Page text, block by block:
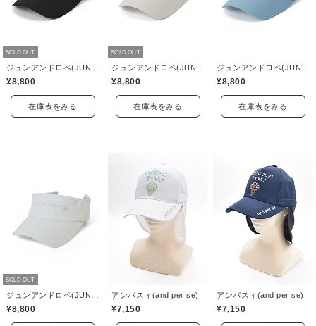
SOLD OUT
¥8,800
在庫表をみる
SOLD OUT
¥8,800
在庫表をみる
¥8,800
在庫表をみる
SOLD OUT
¥8,800
アンパスィ(and per se)
¥7,150
アンパスィ(and per se)
¥7,150